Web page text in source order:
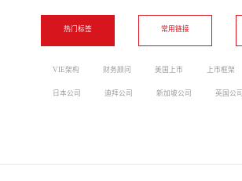
热门标签
VIE架构 财务顾问 美国上市 上市框架
日本公司 迪拜公司 新加坡公司 英国公司
常用链接